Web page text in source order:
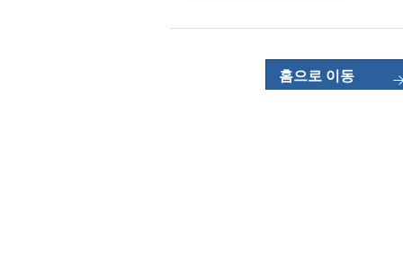
홈으로 이동